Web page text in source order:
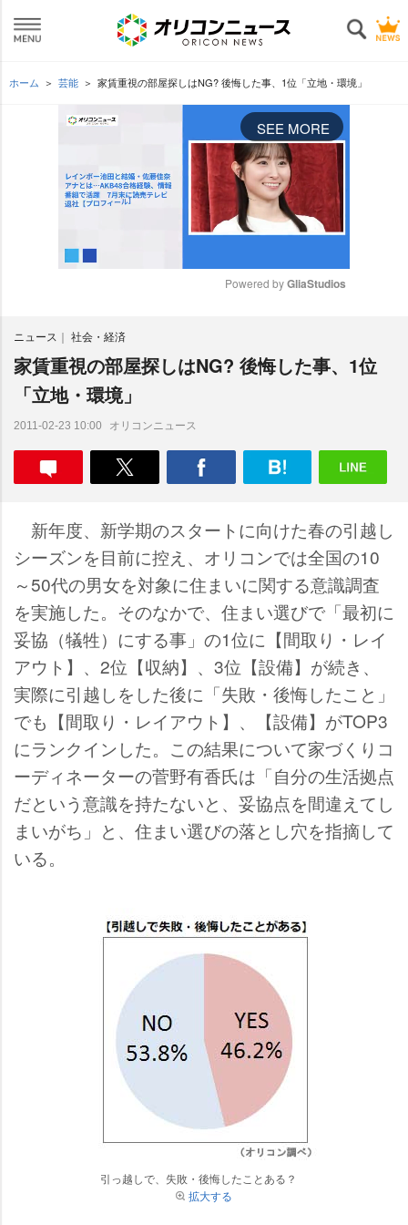
ホーム 芸能 家賃重視の部屋探しはNG? 後悔した事、1位「立地・環境」
SEE MORE
e
Powered by GliaStudios
ニュース 社会・経済
家賃重視の部屋探しはNG? 後悔した事、1位
「立地・環境」
2011-02-23 10:00 オリコンニュース
新年度、新学期のスタートに向けた春の引越し
シーズンを目前に控え、オリコンでは全国の10
～50代の男女を対象に住まいに関する意識調査
を実施した。そのなかで、住まい選びで「最初に
妥協（犠牲）にする事」の1位に【間取り・レイ
アウト】、2位【収納】、3位【設備】が続き、
実際に引越しをした後に「失敗・後悔したこと」
でも【間取り・レイアウト】、【設備】がTOP3
にランクインした。この結果について家づくりコ
ーディネーターの菅野有香氏は「自分の生活拠点
だという意識を持たないと、妥協点を間違えてし
まいがち」と、住まい選びの落とし穴を指摘して
いる。
引っ越しで、失敗・後悔したことある？
拡大する